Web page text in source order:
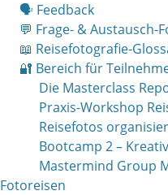
🗣 Feedback
💬 Frage- & Austausch-
📖 Reisefotografie-
🔐 Bereich für
Die Masterclass
Praxis-Workshop
Reisefotos
Bootcamp 2 –
Mastermind Group
Fotoreisen